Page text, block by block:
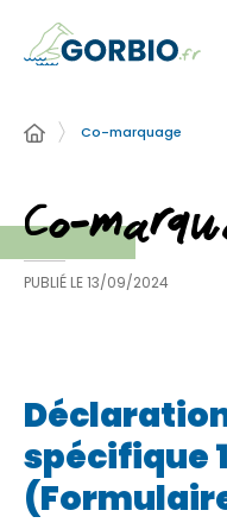
Co-marquage
Co-
PUBLIÉ LE13/09/2024
spécifique